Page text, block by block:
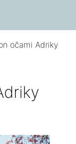
očami Adriky